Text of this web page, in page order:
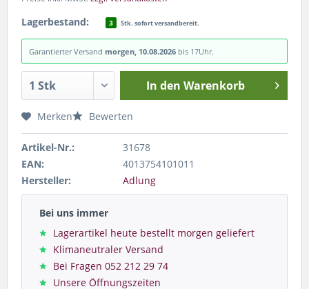
Lagerbestand: 3 Stk. sofort versandbereit.
Garantierter Versand morgen, 10.08.2026 bis 17Uhr.
In den Warenkorb
Merken Bewerten
Artikel-Nr.:
31678
EAN:
4013754101011
Hersteller:
Adlung
Bei uns immer
Lagerartikel heute bestellt morgen geliefert
Klimaneutraler Versand
Bei Fragen 052 212 29 74
Unsere Öffnungszeiten